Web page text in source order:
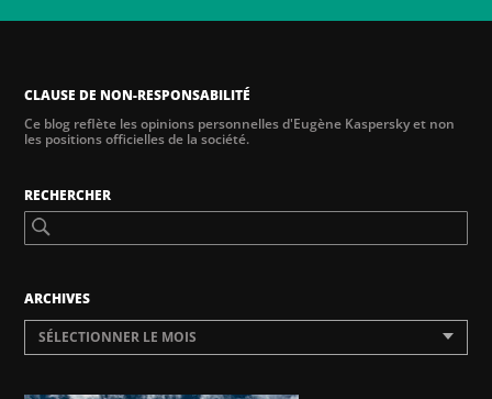
CLAUSE DE NON-RESPONSABILITÉ
Ce blog reflète les opinions personnelles d'Eugène Kaspersky et non
les positions officielles de la société.
RECHERCHER
ARCHIVES
SÉLECTIONNER LE MOIS